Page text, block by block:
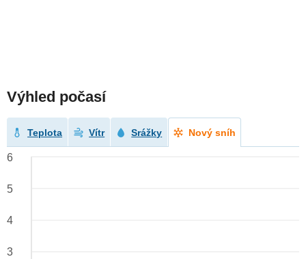
Výhled počasí
Teplota Vítr Srážky Nový sníh
6
5
4
3